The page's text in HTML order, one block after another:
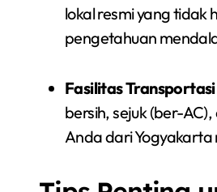
lokal resmi yang tidak
pengetahuan
Fasilitas
bersih, sejuk (ber-
Anda dari